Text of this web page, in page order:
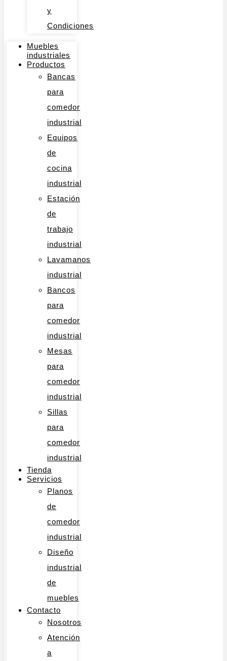
y
Condiciones
Muebles
industriales
Productos
Bancas
para
comedor
industrial
Equipos
de
cocina
industrial
Estación
de
trabajo
industrial
Lavamanos
industrial
Bancos
para
comedor
industrial
Mesas
para
comedor
industrial
Sillas
para
comedor
industrial
Tienda
Servicios
Planos
de
comedor
industrial
Diseño
industrial
de
muebles
Contacto
Nosotros
Atención
a